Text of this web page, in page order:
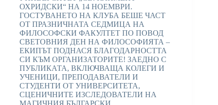
ОХРИДСКИ“ НА 14 НОЕМВРИ.
ГОСТУВАНЕТО НА КЛУБА БЕШЕ ЧАСТ
ОТ ПРАЗНИЧНАТА СЕДМИЦА НА
ФИЛОСОФСКИ ФАКУЛТЕТ ПО ПОВОД
СВЕТОВНИЯ ДЕН НА ФИЛОСОФИЯТА –
ЕКИПЪТ ПОДНАСЯ БЛАГОДАРНОСТТА
СИ КЪМ ОРГАНИЗАТОРИТЕ! ЗАЕДНО С
ПУБЛИКАТА, ВКЛЮЧВАЩА КОЛЕГИ И
УЧЕНИЦИ, ПРЕПОДАВАТЕЛИ И
СТУДЕНТИ ОТ УНИВЕРСИТЕТА,
СЦЕНИЧНИТЕ ИЗСЛЕДОВАТЕЛИ НА